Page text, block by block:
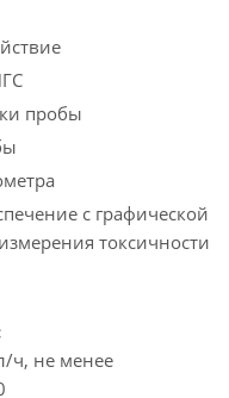
пробы
с графической
токсичности
ч, не менее